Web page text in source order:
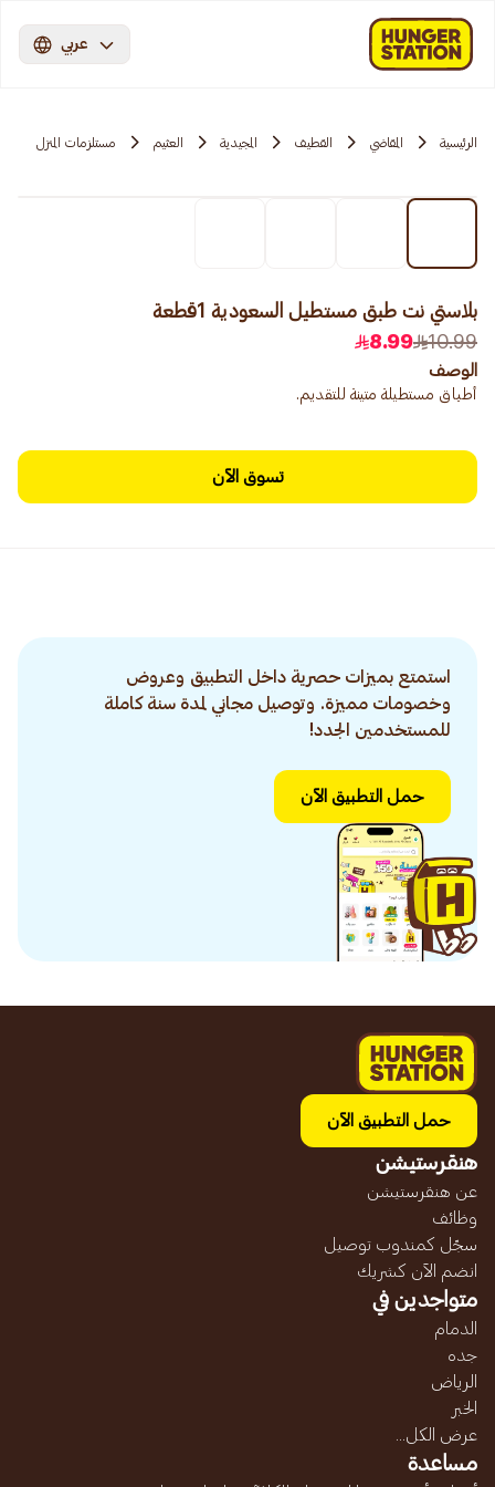
عربي
الرئيسية المقاضي القطيف المجيدية العثيم مستلزمات المنزل
بلاستي نت طبق مستطيل السعودية 1قطعة
10.99
8.99
الوصف
أطباق مستطيلة متينة للتقديم.
تسوق الآن
استمتع بميزات حصرية داخل التطبيق وعروض
وخصومات مميزة. وتوصيل مجاني لمدة سنة كاملة
للمستخدمين الجدد!
حمل التطبيق الآن
حمل التطبيق الآن
هنقرستيشن
عن هنقرستيشن
وظائف
سجّل كمندوب توصيل
انضم الآن كشريك
متواجدين في
الدمام
جده
الرياض
الخبر
عرض الكل...
مساعدة